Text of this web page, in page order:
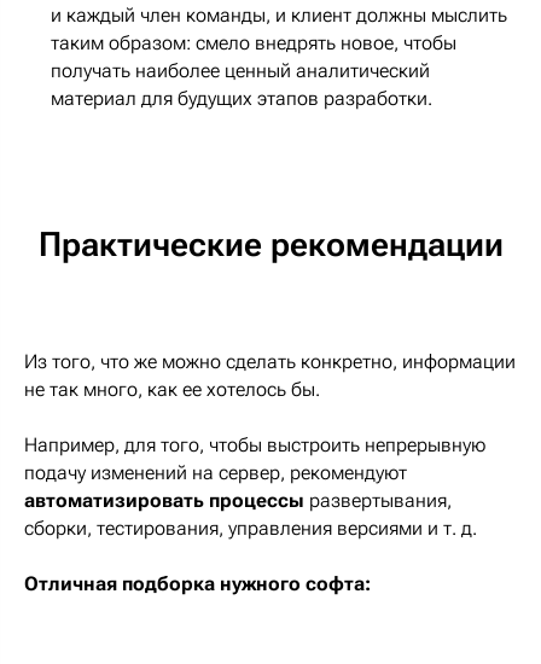
и каждый член команды, и клиент должны мыслить
таким образом: смело внедрять новое, чтобы
получать наиболее ценный аналитический
материал для будущих этапов разработки.
Практические рекомендации
Из того, что же можно сделать конкретно, информации
не так много, как ее хотелось бы.
Например, для того, чтобы выстроить непрерывную
подачу изменений на сервер, рекомендуют
автоматизировать процессы развертывания,
сборки, тестирования, управления версиями и т. д.
Отличная подборка нужного софта: